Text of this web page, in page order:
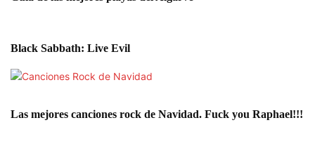
Black Sabbath: Live Evil
Las mejores canciones rock de Navidad. Fuck you Raphael!!!